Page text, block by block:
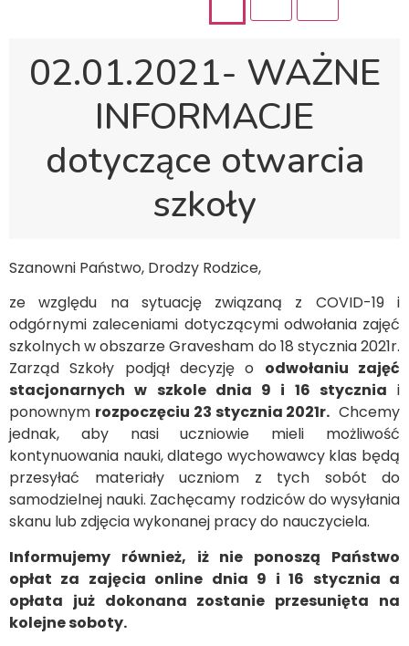
02.01.2021- WAŻNE
INFORMACJE
dotyczące otwarcia
szkoły
Szanowni Państwo, Drodzy Rodzice,
ze względu na sytuację związaną z COVID-19 i
odgórnymi zaleceniami dotyczącymi odwołania zajęć
szkolnych w obszarze Gravesham do 18 stycznia 2021r.
Zarząd Szkoły podjął decyzję o odwołaniu zajęć
stacjonarnych w szkole dnia 9 i 16 stycznia i
ponownym rozpoczęciu 23 stycznia 2021r. Chcemy
jednak, aby nasi uczniowie mieli możliwość
kontynuowania nauki, dlatego wychowawcy klas będą
przesyłać materiały uczniom z tych sobót do
samodzielnej nauki. Zachęcamy rodziców do wysyłania
skanu lub zdjęcia wykonanej pracy do nauczyciela.
Informujemy również, iż nie ponoszą Państwo
opłat za zajęcia online dnia 9 i 16 stycznia a
opłata już dokonana zostanie przesunięta na
kolejne soboty.